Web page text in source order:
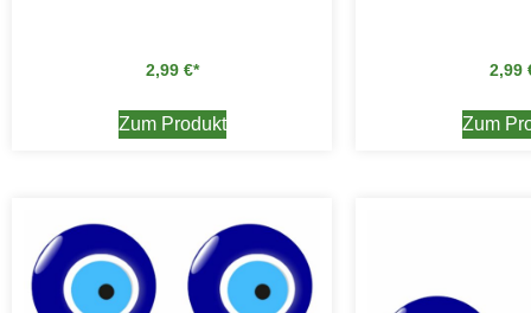
2,99 €
Zum Produkt
2,99
Zum